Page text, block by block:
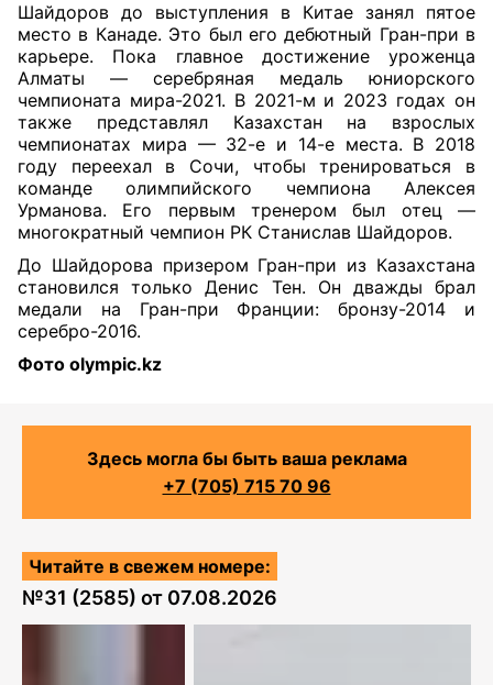
Шайдоров до выступления в Китае занял пятое
место в Канаде. Это был его дебютный Гран-при в
карьере. Пока главное достижение уроженца
Алматы — серебряная медаль юниорского
чемпионата мира-2021. В 2021-м и 2023 годах он
также представлял Казахстан на взрослых
чемпионатах мира — 32-е и 14-е места. В 2018
году переехал в Сочи, чтобы тренироваться в
команде олимпийского чемпиона Алексея
Урманова. Его первым тренером был отец —
многократный чемпион РК Станислав Шайдоров.
До Шайдорова призером Гран-при из Казахстана
становился только Денис Тен. Он дважды брал
медали на Гран-при Франции: бронзу-2014 и
серебро-2016.
Фото olympic.kz
Здесь могла бы быть ваша реклама
+7 (705) 715 70 96
Читайте в свежем номере:
№31 (2585) от 07.08.2026